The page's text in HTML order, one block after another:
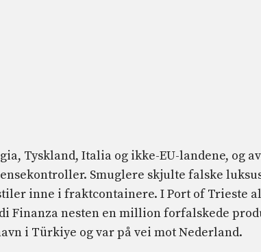
Tyskland, Italia og ikke-EU-landene, og
Smuglere skjulte falske
inne i fraktcontainere. I Port of Trieste
Finanza nesten en million forfalskede
i Türkiye og var på vei mot Nederland.